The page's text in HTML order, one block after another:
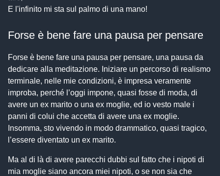
E l'infinito mi sta sul palmo di una mano!
Forse è bene fare una pausa per pensare
Forse è bene fare una pausa per pensare, una pausa da
dedicare alla meditazione. Iniziare un percorso di realismo
terminale, nelle mie condizioni, è impresa veramente
improba, perché l’oggi impone, quasi fosse di moda, di
avere un ex marito o una ex moglie, ed io vesto male i
panni di colui che accetta di avere una ex moglie.
Insomma, sto vivendo in modo drammatico, quasi tragico,
l’essere diventato un ex marito.
Ma al di là di avere parecchi dubbi sul fatto che i nipoti di
mia moglie siano ancora miei nipoti, o se non sia che